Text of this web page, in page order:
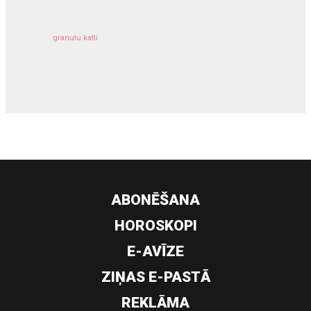
granulu katli
ABONĒŠANA
HOROSKOPI
E-AVĪZE
ZIŅAS E-PASTĀ
REKLĀMA